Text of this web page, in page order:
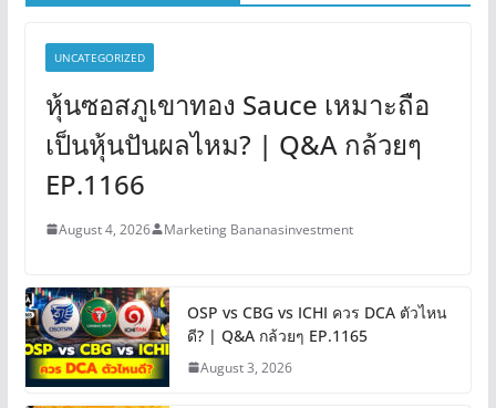
UNCATEGORIZED
หุ้นซอสภูเขาทอง Sauce เหมาะถือ
เป็นหุ้นปันผลไหม? | Q&A กล้วยๆ
EP.1166
August 4, 2026 Marketing Bananasinvestment
OSP vs CBG vs ICHI ควร DCA ตัวไหน
ดี? | Q&A กล้วยๆ EP.1165
August 3, 2026